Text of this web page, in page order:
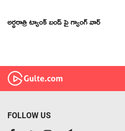
అర్థరాత్రి ట్యాంక్ బండ్ పై గ్యాంగ్ వార్
FOLLOW US